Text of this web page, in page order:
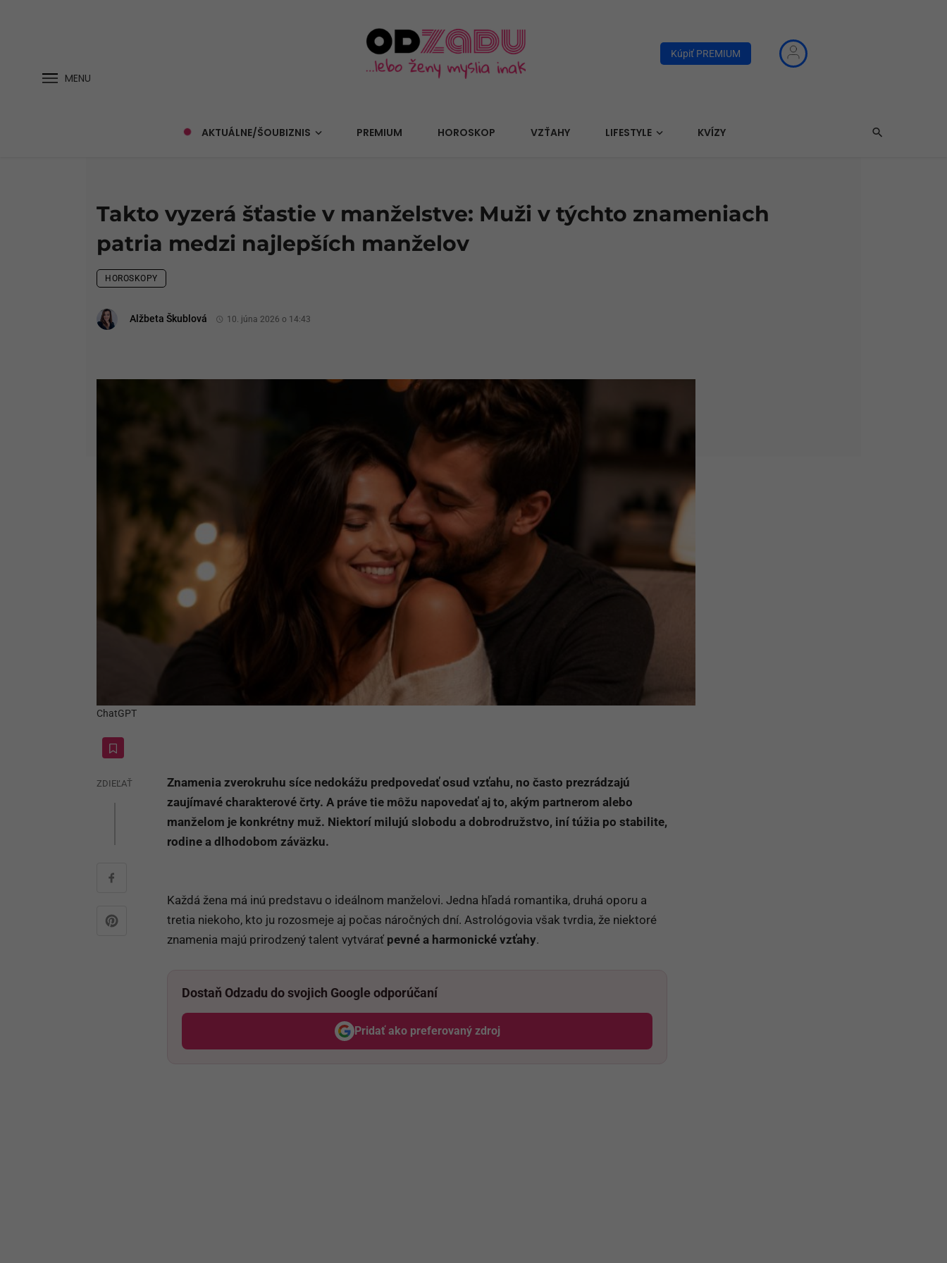
MENU
Kúpiť PREMIUM
AKTUÁLNE/ŠOUBIZNIS PREMIUM HOROSKOP VZŤAHY LIFESTYLE KVÍZY
Takto vyzerá šťastie v manželstve: Muži v týchto znameniach
patria medzi najlepších manželov
HOROSKOPY
Alžbeta Škublová 10. júna 2026 o 14:43
ChatGPT
ZDIEĽAŤ
Znamenia zverokruhu síce nedokážu predpovedať osud vzťahu, no často prezrádzajú
zaujímavé charakterové črty. A práve tie môžu napovedať aj to, akým partnerom alebo
manželom je konkrétny muž. Niektorí milujú slobodu a dobrodružstvo, iní túžia po stabilite,
rodine a dlhodobom záväzku.
Každá žena má inú predstavu o ideálnom manželovi. Jedna hľadá romantika, druhá oporu a
tretia niekoho, kto ju rozosmeje aj počas náročných dní. Astrológovia však tvrdia, že niektoré
znamenia majú prirodzený talent vytvárať pevné a harmonické vzťahy.
Dostaň Odzadu do svojich Google odporúčaní
Pridať ako preferovaný zdroj
Odzadu, odkaz sa otvorí v novom okne